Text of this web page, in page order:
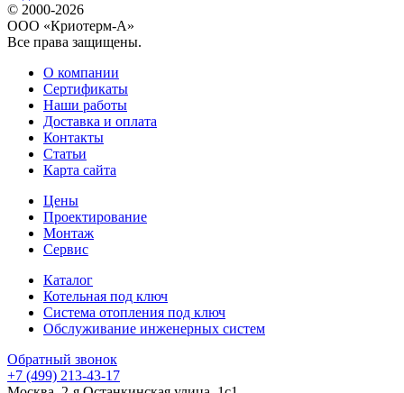
© 2000-2026
ООО «Криотерм-А»
Все права защищены.
О компании
Сертификаты
Наши работы
Доставка и оплата
Контакты
Статьи
Карта сайта
Цены
Проектирование
Монтаж
Сервис
Каталог
Котельная под ключ
Система отопления под ключ
Обслуживание инженерных систем
Обратный звонок
+7 (499) 213-43-17